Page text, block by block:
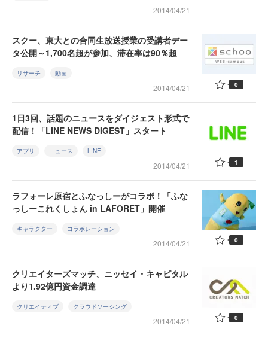
2014/04/21
スクー、東大との合同生放送授業の受講者デー
タ公開～1,700名超が参加、滞在率は90％超
リサーチ 動画
2014/04/21 0
1日3回、話題のニュースをダイジェスト形式で
配信！「LINE NEWS DIGEST」スタート
アプリ ニュース LINE
2014/04/21 1
ラフォーレ原宿とふなっしーがコラボ！「ふな
っしーこれくしょん in LAFORET」開催
キャラクター コラボレーション
2014/04/21 0
クリエイターズマッチ、ニッセイ・キャピタル
より1.92億円資金調達
クリエイティブ クラウドソーシング
2014/04/21 0